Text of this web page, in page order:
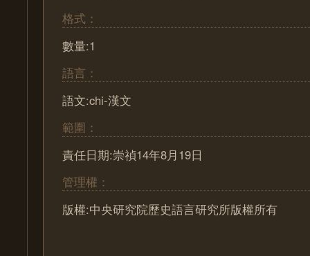
格式：
數量:1
語言：
語文:chi-漢文
範圍：
責任日期:崇禎14年8月19日
管理權：
版權:中央研究院歷史語言研究所版權所有